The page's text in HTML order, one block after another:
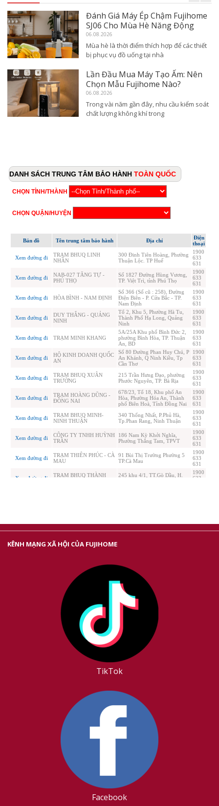
Đánh Giá Máy Ép Chậm Fujihome
SJ06 Cho Mùa Hè Năng Động
06.08.2026
Mùa hè là thời điểm thích hợp để các thiết
bị phục vụ đồ uống tại nhà
Lần Đầu Mua Máy Tạo Ẩm: Nên
Chọn Mẫu Fujihome Nào?
06.08.2026
Trong vài năm gần đây, nhu cầu kiểm soát
chất lượng không khí trong
KÊNH MẠNG XÃ HỘI CỦA FUJIHOME
TikTok
Facebook